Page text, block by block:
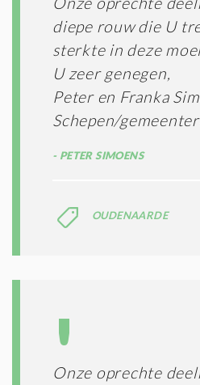
diepe rouw die U
sterkte in deze
U zeer genegen,
Peter en Franka
Schepen/
PETER SIMOENS
OUDENAARDE
Onze oprechte